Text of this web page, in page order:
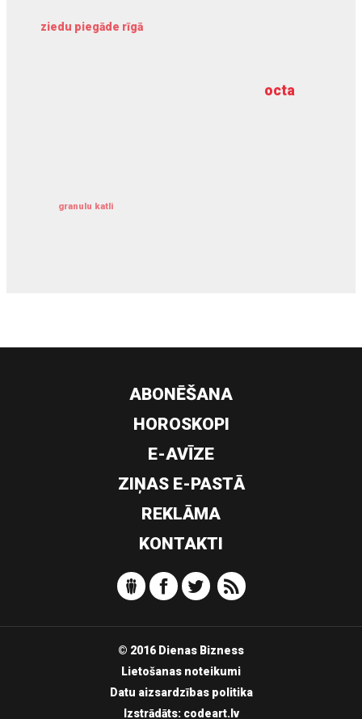
octa
ziedu piegāde rīgā
granulu katli
dziļurbums
ABONĒŠANA
HOROSKOPI
E-AVĪZE
ZIŅAS E-PASTĀ
REKLĀMA
KONTAKTI
© 2016 Dienas Bizness
Lietošanas noteikumi
Datu aizsardzības politika
Izstrādāts: codeart.lv